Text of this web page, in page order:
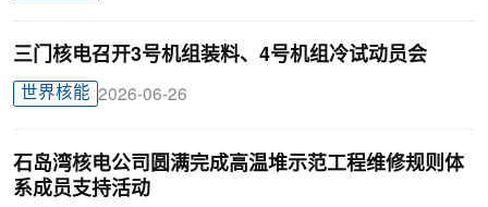
三门核电召开3号机组装料、4号机组冷试动员会
世界核能 2026-06-26
石岛湾核电公司圆满完成高温堆示范工程维修规则体
系成员支持活动